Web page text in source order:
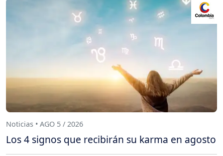
Noticias • AGO 5 / 2026
Los 4 signos que recibirán su karma en agosto